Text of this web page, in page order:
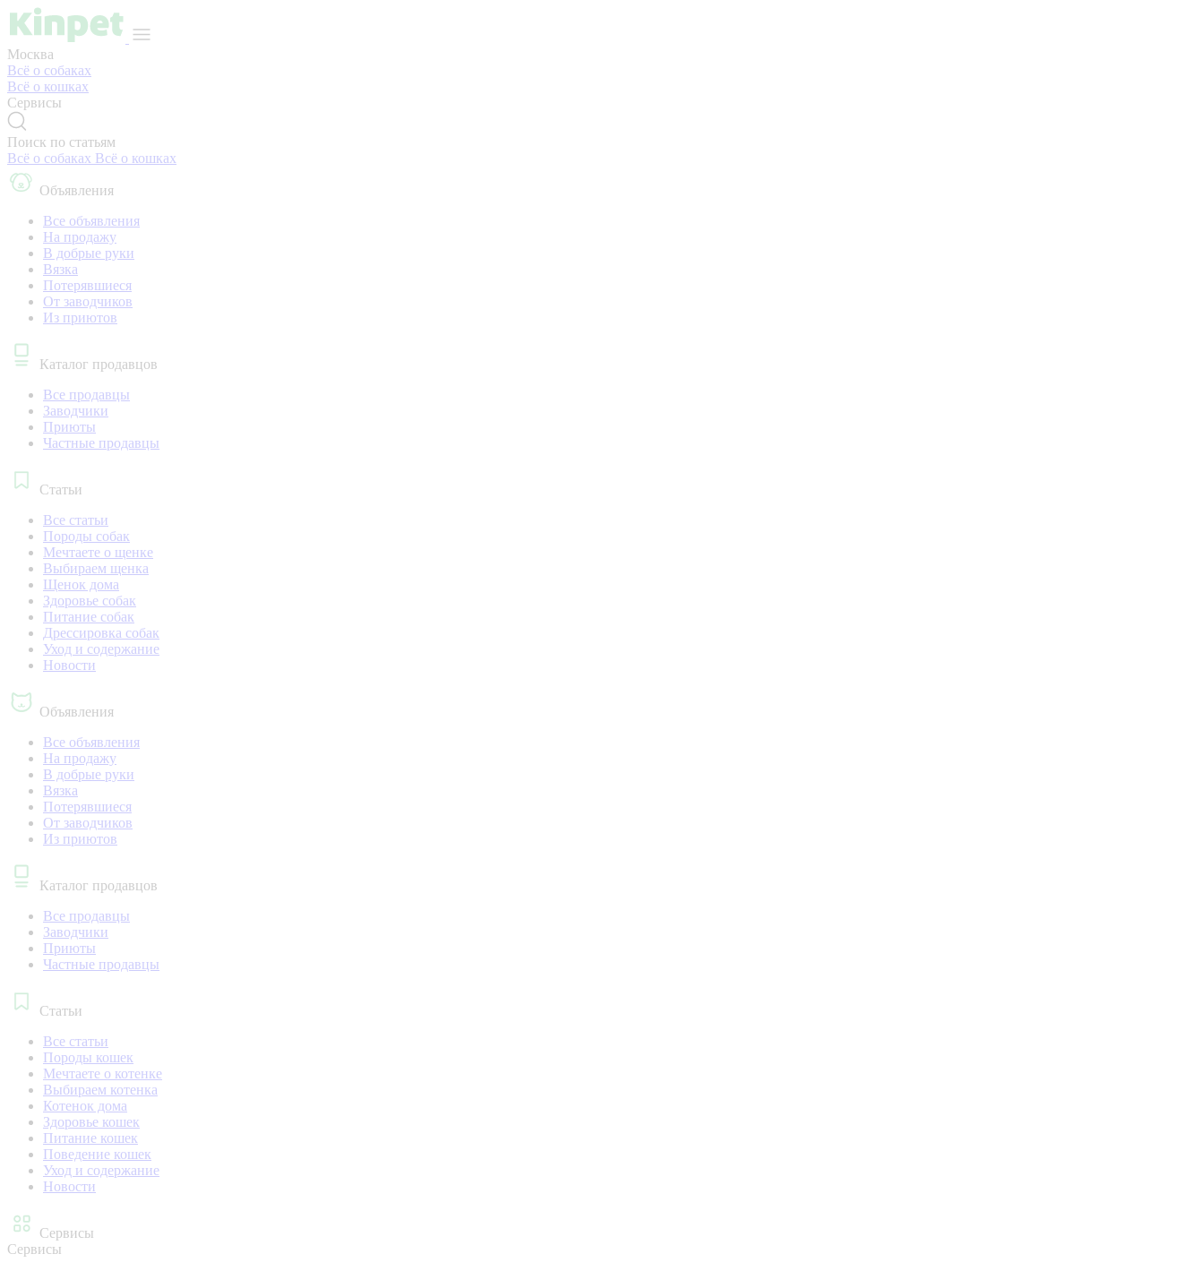
Москва
Всё о собаках
Всё о кошках
Сервисы
Поиск по статьям
Всё о собаках Всё о кошках
Объявления
Все объявления
На продажу
В добрые руки
Вязка
Потерявшиеся
От заводчиков
Из приютов
Каталог продавцов
Все продавцы
Заводчики
Приюты
Частные продавцы
Статьи
Все статьи
Породы собак
Мечтаете о щенке
Выбираем щенка
Щенок дома
Здоровье собак
Питание собак
Дрессировка собак
Уход и содержание
Новости
Объявления
Все объявления
На продажу
В добрые руки
Вязка
Потерявшиеся
От заводчиков
Из приютов
Каталог продавцов
Все продавцы
Заводчики
Приюты
Частные продавцы
Статьи
Все статьи
Породы кошек
Мечтаете о котенке
Выбираем котенка
Котенок дома
Здоровье кошек
Питание кошек
Поведение кошек
Уход и содержание
Новости
Сервисы
Сервисы